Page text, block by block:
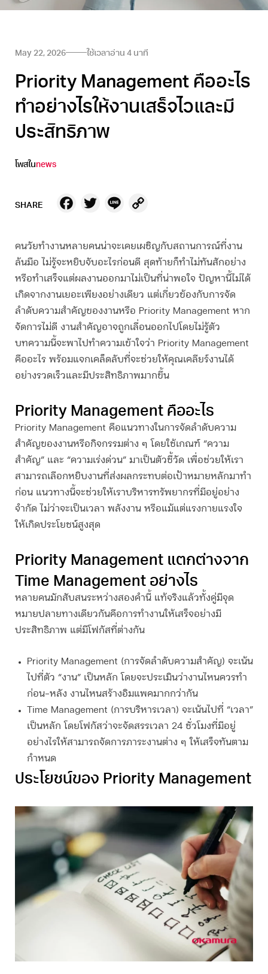
May 22, 2026 ใช้เวลาอ่าน 4 นาที
Priority Management คืออะไร
ทำอย่างไรให้งานเสร็จไวและมี
ประสิทธิภาพ
โพสในnews
SHARE Facebook
Twitter
Line
คนวัยทำงานหลายคนน่าจะเคยเผชิญกับสถานการณ์ที่งาน
ล้นมือ ไม่รู้จะหยิบจับอะไรก่อนดี สุดท้ายก็ทำไม่ทันสักอย่าง
หรือทำเสร็จแต่ผลงานออกมาไม่เป็นที่น่าพอใจ ปัญหานี้ไม่ได้
เกิดจากงานเยอะเพียงอย่างเดียว แต่เกี่ยวข้องกับการจัด
ลำดับความสำคัญของงานหรือ Priority Management หาก
จัดการไม่ดี งานสำคัญอาจถูกเลื่อนออกไปโดยไม่รู้ตัว
บทความนี้จะพาไปทำความเข้าใจว่า Priority Management
คืออะไร พร้อมแจกเคล็ดลับที่จะช่วยให้คุณเคลียร์งานได้
อย่างรวดเร็วและมีประสิทธิภาพมากขึ้น
Priority Management คืออะไร
Priority Management คือแนวทางในการจัดลำดับความ
สำคัญของงานหรือกิจกรรมต่าง ๆ โดยใช้เกณฑ์ “ความ
สำคัญ” และ “ความเร่งด่วน” มาเป็นตัวชี้วัด เพื่อช่วยให้เรา
สามารถเลือกหยิบงานที่ส่งผลกระทบต่อเป้าหมายหลักมาทำ
ก่อน แนวทางนี้จะช่วยให้เราบริหารทรัพยากรที่มีอยู่อย่าง
จำกัด ไม่ว่าจะเป็นเวลา พลังงาน หรือแม้แต่แรงกายแรงใจ
ให้เกิดประโยชน์สูงสุด
Priority Management แตกต่างจาก
Time Management อย่างไร
หลายคนมักสับสนระหว่างสองคำนี้ แท้จริงแล้วทั้งคู่มีจุด
หมายปลายทางเดียวกันคือการทำงานให้เสร็จอย่างมี
ประสิทธิภาพ แต่มีโฟกัสที่ต่างกัน
Priority Management (การจัดลำดับความสำคัญ) จะเน้น
ไปที่ตัว “งาน” เป็นหลัก โดยจะประเมินว่างานไหนควรทำ
ก่อน-หลัง งานไหนสร้างอิมแพคมากกว่ากัน
Time Management (การบริหารเวลา) จะเน้นไปที่ “เวลา”
เป็นหลัก โดยโฟกัสว่าจะจัดสรรเวลา 24 ชั่วโมงที่มีอยู่
อย่างไรให้สามารถจัดการภาระงานต่าง ๆ ให้เสร็จทันตาม
กำหนด
ประโยชน์ของ Priority Management